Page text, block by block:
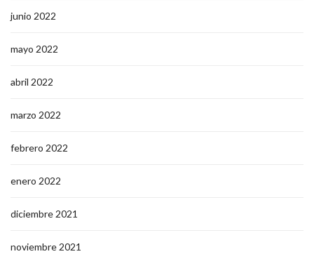
junio 2022
mayo 2022
abril 2022
marzo 2022
febrero 2022
enero 2022
diciembre 2021
noviembre 2021